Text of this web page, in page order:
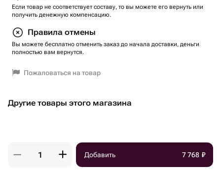
Если товар не соответствует составу, то вы можете его вернуть или
получить денежную компенсацию.
Правила отмены
Вы можете бесплатно отменить заказ до начала доставки, деньги
полностью вам вернутся.
Пожаловаться на товар
Другие товары этого магазина
Добавить 7 768 ₽